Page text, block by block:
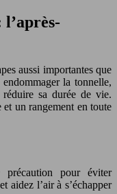
aussi importantes que
la tonnelle,
sa durée de vie.
un rangement en toute
pour éviter
aidez l’air à s’échapper